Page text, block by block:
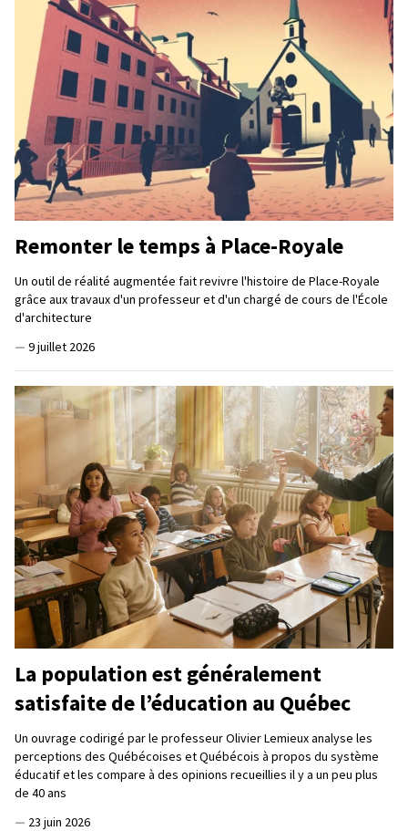
Remonter le temps à Place-Royale
Un outil de réalité augmentée fait revivre l'histoire de Place-Royale
grâce aux travaux d'un professeur et d'un chargé de cours de l'École
d'architecture
— 9 juillet 2026
La population est généralement
satisfaite de l’éducation au Québec
Un ouvrage codirigé par le professeur Olivier Lemieux analyse les
perceptions des Québécoises et Québécois à propos du système
éducatif et les compare à des opinions recueillies il y a un peu plus
de 40 ans
— 23 juin 2026